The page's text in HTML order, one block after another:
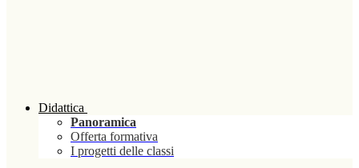
Didattica
Panoramica
Offerta formativa
I progetti delle classi